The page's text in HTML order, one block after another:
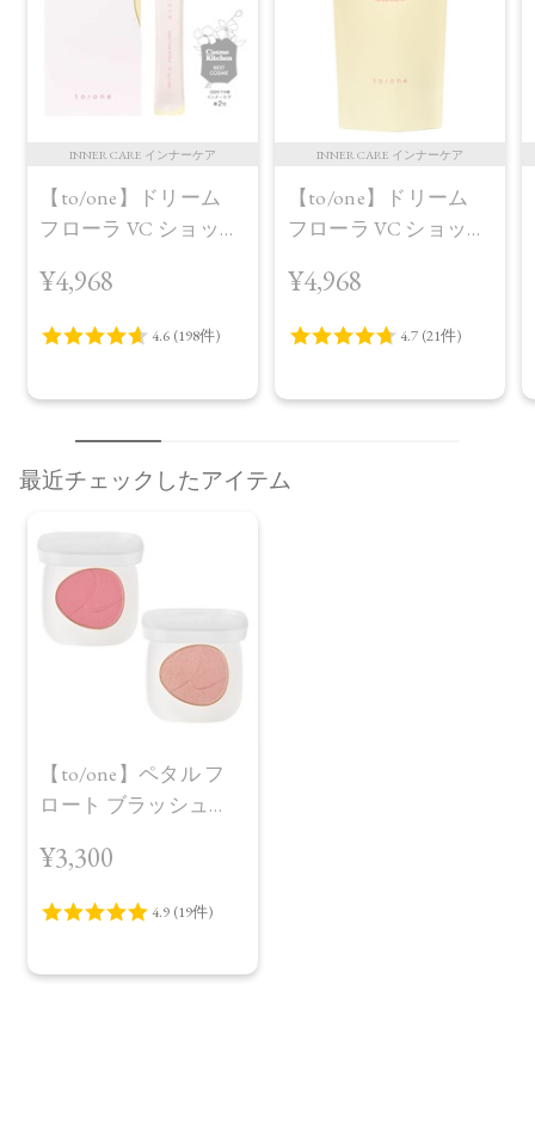
INNER CARE インナーケア
【to/one】ドリーム
フローラ VC ショット
¥4,968
INNER CARE インナーケア
【to/one】ドリーム
フローラ VC ショット
プラス＜限定品＞
¥4,968
最近チェックしたアイテム
【to/one】ペタル フ
ロート ブラッシュ
¥3,300